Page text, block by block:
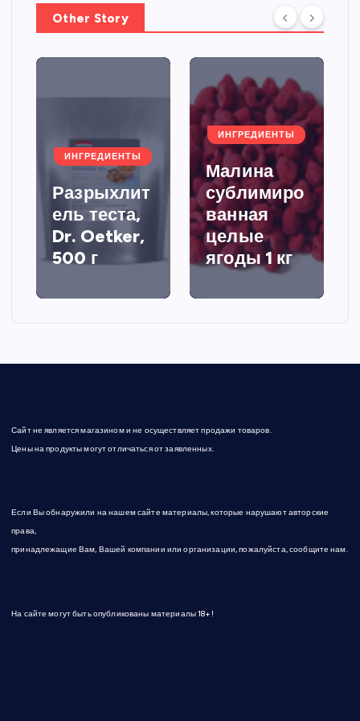
Other Story
ИНГРЕДИЕНТЫ
Разрыхлит
ель теста,
Dr. Oetker,
500 г
ИНГРЕДИЕНТЫ
Малина
сублимиро
ванная
целые
ягоды 1 кг
Сайт не является магазином и не осуществляет продажи товаров.
Цены на продукты могут отличаться от заявленных.
Если Вы обнаружили на нашем сайте материалы, которые нарушают авторские
права,
принадлежащие Вам, Вашей компании или организации, пожалуйста, сообщите нам.
На сайте могут быть опубликованы материалы 18+!